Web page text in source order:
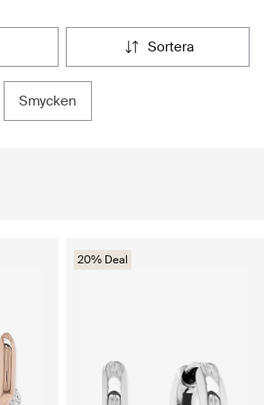
sortera
smycken
20% Deal